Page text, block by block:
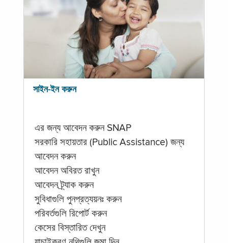
সাইন-ইন করুন
এর জন্য আবেদন করুন SNAP
সরকারি সহায়তার (Public Assistance) জন্য
আবেদন করুন
আবেদন অবিরত রাখুন
আবেদন ট্র্যাক করুন
সুবিধাগুলি পুনপ্রত্যয়নঃ করুন
পরিবর্তগুলি রিপোর্ট করুন
কেসের বিস্তারিত দেখুন